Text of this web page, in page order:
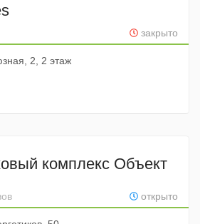
закрыто
2, 2 этаж
комплекс Объект
открыто